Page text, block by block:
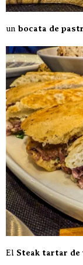
un bocata de
El Steak tartar de